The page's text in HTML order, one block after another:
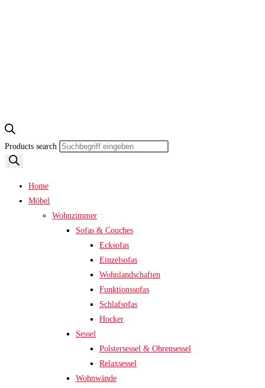
Products search
Home
Möbel
Wohnzimmer
Sofas & Couches
Ecksofas
Einzelsofas
Wohnlandschaften
Funktionssofas
Schlafsofas
Hocker
Sessel
Polstersessel & Ohrensessel
Relaxsessel
Wohnwände